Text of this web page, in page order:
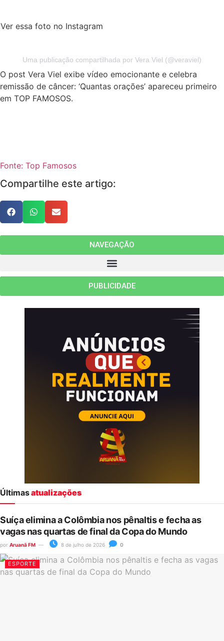
Ver essa foto no Instagram
Uma publicação compartilhada por Vera Viel (@veraviel)
O post Vera Viel exibe vídeo emocionante e celebra
remissão de câncer: ‘Quantas orações’ apareceu primeiro
em TOP FAMOSOS.
Fonte: Top Famosos
Compartilhe este artigo:
NAVEGAÇÃO
PUBLICIDADE
Últimasatualizações
Suíça elimina a Colômbia nos pênaltis e fecha as
vagas nas quartas de final da Copa do Mundo
por Aruanã FM 8 de julho de 2026 0
ESPORTE